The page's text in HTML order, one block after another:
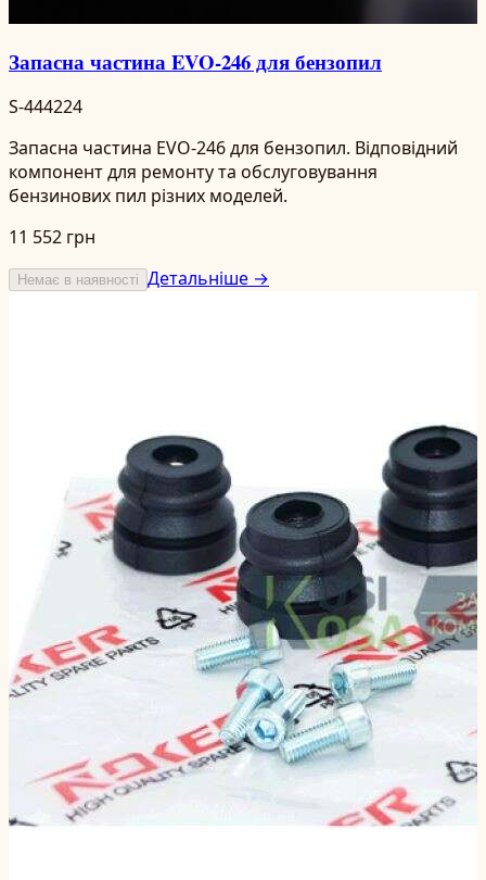
Запасна частина EVO-246 для бензопил
S-444224
Запасна частина EVO-246 для бензопил. Відповідний
компонент для ремонту та обслуговування
бензинових пил різних моделей.
11 552 грн
Немає в наявності Детальніше →